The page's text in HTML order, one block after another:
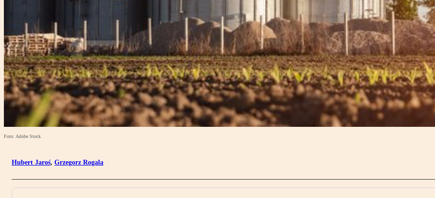
Foto: Adobe Stock
Hubert Jaroś, Grzegorz Rogala